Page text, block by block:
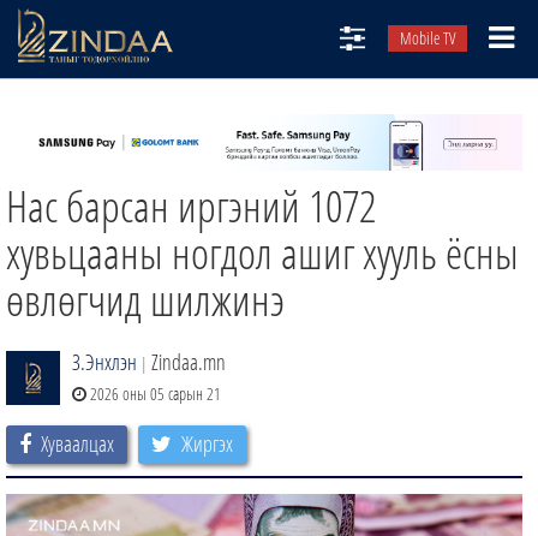
Mobile TV
ТВ8
ӨГЛӨӨНИЙ СОНИН
АУДИО ЗОХИОЛ
ЗИНДАА СЭТГҮҮЛ
Нас барсан иргэний 1072
хувьцааны ногдол ашиг хууль ёсны
өвлөгчид шилжинэ
З.Энхлэн | Zindaa.mn
2026 оны 05 сарын 21
Хуваалцах Жиргэх